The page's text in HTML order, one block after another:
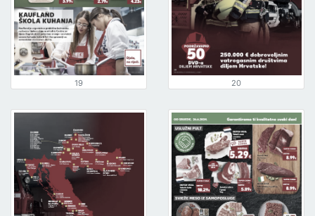
19 20